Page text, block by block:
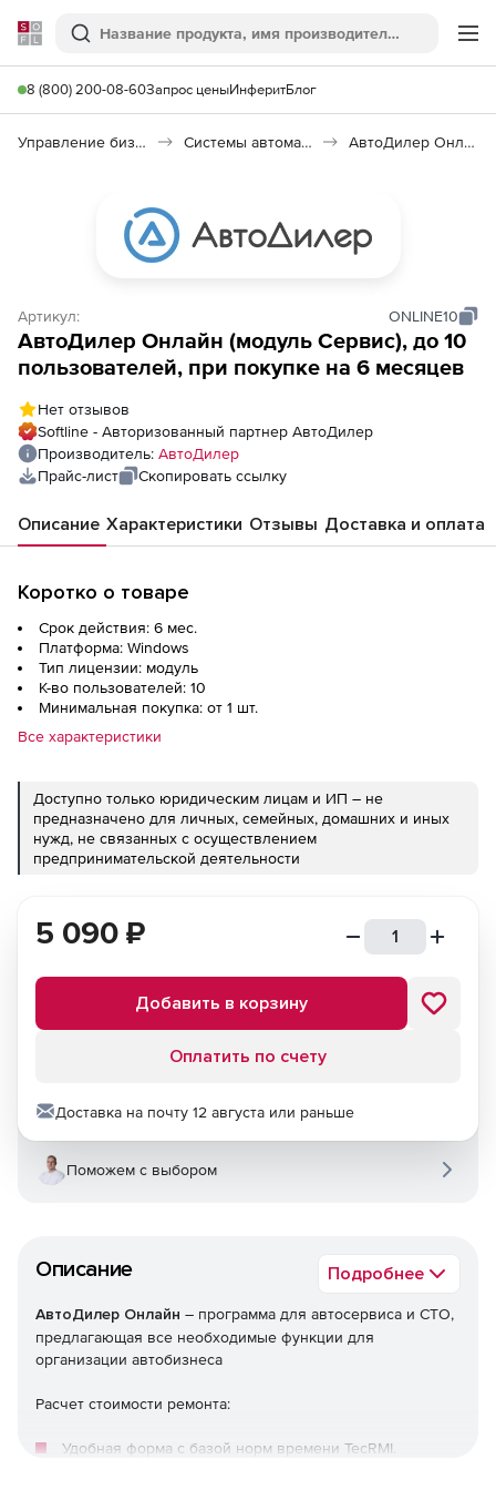
Softline
Поиск
8 (800) 200-08-60Запрос ценыИнферитБлог
Управление бизнесом, CRM/ERP Системы автоматизации АвтоДилер Онлайн
Артикул: ONLINE10
АвтоДилер Онлайн (модуль Сервис), до 10
пользователей, при покупке на 6 месяцев
Нет отзывов
Softline - Авторизованный партнер АвтоДилер
Производитель: АвтоДилер
Прайс-лист
Скопировать ссылку
Описание Характеристики Отзывы Доставка и оплата
Коротко о товаре
Срок действия: 6 мес.
Платформа: Windows
Тип лицензии: модуль
К-во пользователей: 10
Минимальная покупка: от 1 шт.
Все характеристики
Доступно только юридическим лицам и ИП – не
предназначено для личных, семейных, домашних и иных
нужд, не связанных с осуществлением
предпринимательской деятельности
Описание Подробнее
АвтоДилер Онлайн – программа для автосервиса и СТO,
предлагающая все необходимые функции для
организации автобизнеса
Расчет стоимости ремонта:
Удобная форма с базой норм времени TecRMI.
5 090 ₽
Добавить в корзину
Оплатить по счету
Доставка на почту 12 августа или раньше
Поможем с выбором